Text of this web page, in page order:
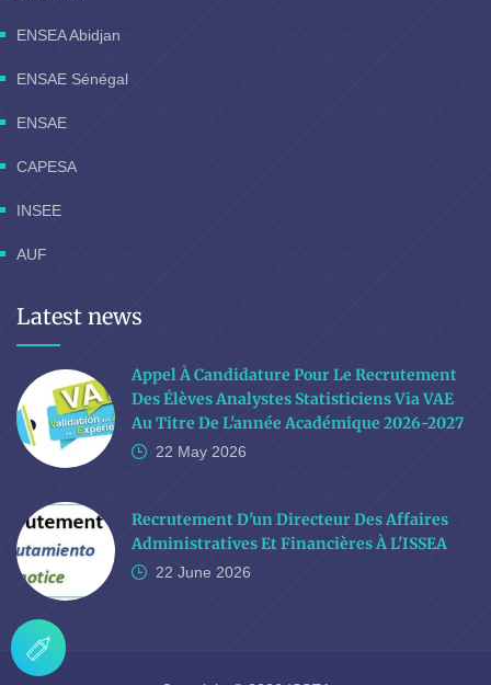
ENSEA Abidjan
ENSAE Sénégal
ENSAE
CAPESA
INSEE
AUF
Latest news
Appel À Candidature Pour Le Recrutement
Des Élèves Analystes Statisticiens Via VAE
Au Titre De L'année Académique 2026-2027
22 May 2026
Recrutement D'un Directeur Des Affaires
Administratives Et Financières À L'ISSEA
22 June 2026